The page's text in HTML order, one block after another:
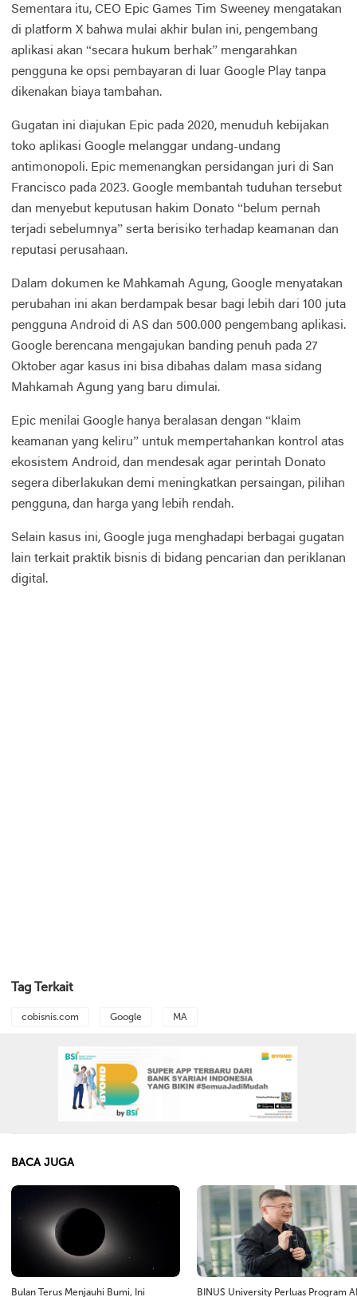
Sementara itu, CEO Epic Games Tim Sweeney mengatakan
di platform X bahwa mulai akhir bulan ini, pengembang
aplikasi akan “secara hukum berhak” mengarahkan
pengguna ke opsi pembayaran di luar Google Play tanpa
dikenakan biaya tambahan.
Gugatan ini diajukan Epic pada 2020, menuduh kebijakan
toko aplikasi Google melanggar undang-undang
antimonopoli. Epic memenangkan persidangan juri di San
Francisco pada 2023. Google membantah tuduhan tersebut
dan menyebut keputusan hakim Donato “belum pernah
terjadi sebelumnya” serta berisiko terhadap keamanan dan
reputasi perusahaan.
Dalam dokumen ke Mahkamah Agung, Google menyatakan
perubahan ini akan berdampak besar bagi lebih dari 100 juta
pengguna Android di AS dan 500.000 pengembang aplikasi.
Google berencana mengajukan banding penuh pada 27
Oktober agar kasus ini bisa dibahas dalam masa sidang
Mahkamah Agung yang baru dimulai.
Epic menilai Google hanya beralasan dengan “klaim
keamanan yang keliru” untuk mempertahankan kontrol atas
ekosistem Android, dan mendesak agar perintah Donato
segera diberlakukan demi meningkatkan persaingan, pilihan
pengguna, dan harga yang lebih rendah.
Selain kasus ini, Google juga menghadapi berbagai gugatan
lain terkait praktik bisnis di bidang pencarian dan periklanan
digital.
Tag Terkait
cobisnis.com Google MA
BACA JUGA
Bulan Terus Menjauhi Bumi, Ini BINUS University Perluas Program AI